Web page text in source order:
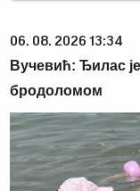
06. 08. 2026 13:34
Вучевић: Ђилас
бродоломом